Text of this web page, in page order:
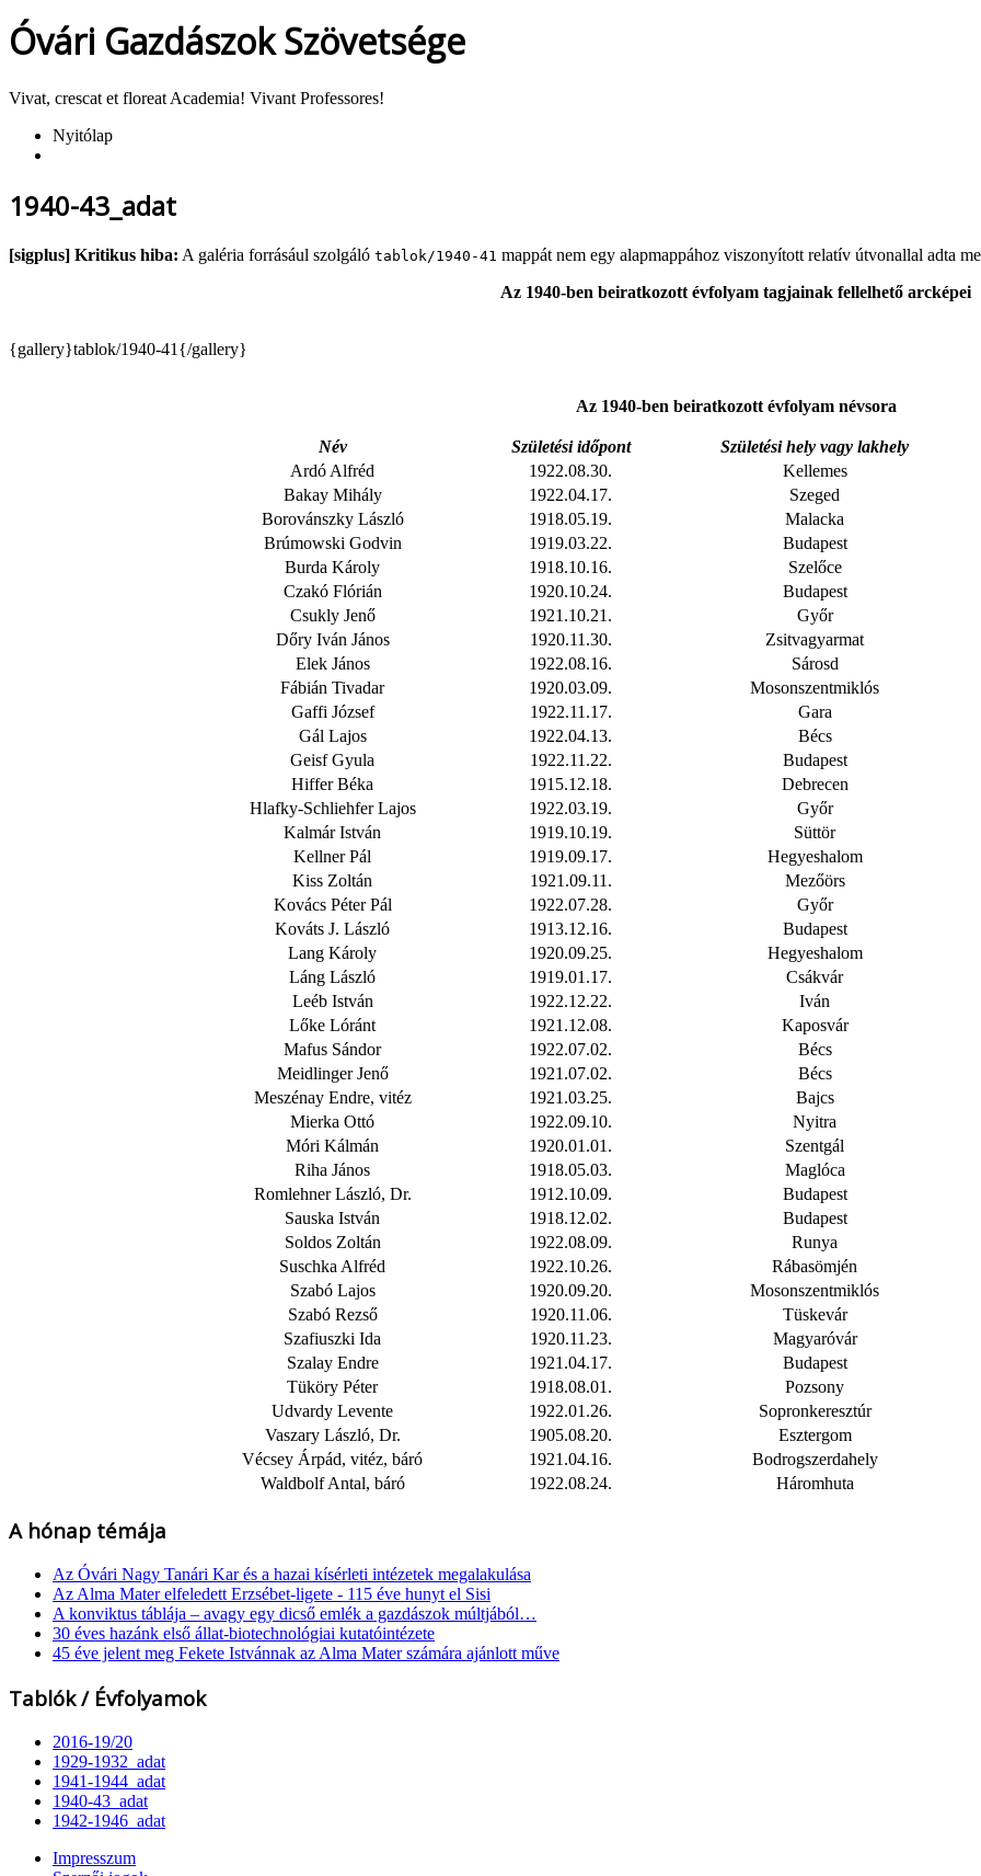
Óvári Gazdászok Szövetsége
Vivat, crescat et floreat Academia! Vivant Professores!
Nyitólap
1940-43_adat
[sigplus] Kritikus hiba: A galéria forrásául szolgáló tablok/1940-41 mappát nem egy alapmappához viszonyított relatív útvonallal adta
Az 1940-ben beiratkozott évfolyam tagjainak fellelhető arcképei
{gallery}tablok/1940-41{/gallery}
Az 1940-ben beiratkozott évfolyam névsora
Név Születési időpont
Születési hely vagy lakhely
Ardó Alfréd
1922.08.30.
Kellemes
Bakay Mihály
1922.04.17.
Szeged
Borovánszky László
1918.05.19.
Malacka
Brúmowski Godvin
1919.03.22.
Budapest
Burda Károly
1918.10.16.
Szelőce
Czakó Flórián
1920.10.24.
Budapest
Csukly Jenő
1921.10.21.
Győr
Dőry Iván János
1920.11.30.
Zsitvagyarmat
Elek János
1922.08.16.
Sárosd
Fábián Tivadar
1920.03.09.
Mosonszentmiklós
Gaffi József
1922.11.17.
Gara
Gál Lajos
1922.04.13.
Bécs
Geisf Gyula
1922.11.22.
Budapest
Hiffer Béka
1915.12.18.
Debrecen
Hlafky-Schliehfer Lajos
1922.03.19.
Győr
Kalmár István
1919.10.19.
Süttör
Kellner Pál
1919.09.17.
Hegyeshalom
Kiss Zoltán
1921.09.11.
Mezőörs
Kovács Péter Pál
1922.07.28.
Győr
Kováts J. László
1913.12.16.
Budapest
Lang Károly
1920.09.25.
Hegyeshalom
Láng László
1919.01.17.
Csákvár
Leéb István
1922.12.22.
Iván
Lőke Lóránt
1921.12.08.
Kaposvár
Mafus Sándor
1922.07.02.
Bécs
Meidlinger Jenő
1921.07.02.
Bécs
Meszénay Endre, vitéz
1921.03.25.
Bajcs
Mierka Ottó
1922.09.10.
Nyitra
Móri Kálmán
1920.01.01.
Szentgál
Riha János
1918.05.03.
Maglóca
Romlehner László, Dr.
1912.10.09.
Budapest
Sauska István
1918.12.02.
Budapest
Soldos Zoltán
1922.08.09.
Runya
Suschka Alfréd
1922.10.26.
Rábasömjén
Szabó Lajos
1920.09.20.
Mosonszentmiklós
Szabó Rezső
1920.11.06.
Tüskevár
Szafiuszki Ida
1920.11.23.
Magyaróvár
Szalay Endre
1921.04.17.
Budapest
Tüköry Péter
1918.08.01.
Pozsony
Udvardy Levente
1922.01.26.
Sopronkeresztúr
Vaszary László, Dr.
1905.08.20.
Esztergom
Vécsey Árpád, vitéz, báró
1921.04.16.
Bodrogszerdahely
Waldbolf Antal, báró
1922.08.24. Háromhuta
A hónap témája
Az Óvári Nagy Tanári Kar és a hazai kísérleti intézetek megalakulása
Az Alma Mater elfeledett Erzsébet-ligete - 115 éve hunyt el Sisi
A konviktus táblája – avagy egy dicső emlék a gazdászok múltjából…
30 éves hazánk első állat-biotechnológiai kutatóintézete
45 éve jelent meg Fekete Istvánnak az Alma Mater számára ajánlott műve
Tablók / Évfolyamok
2016-19/20
1929-1932_adat
1941-1944_adat
1940-43_adat
1942-1946_adat
Impresszum